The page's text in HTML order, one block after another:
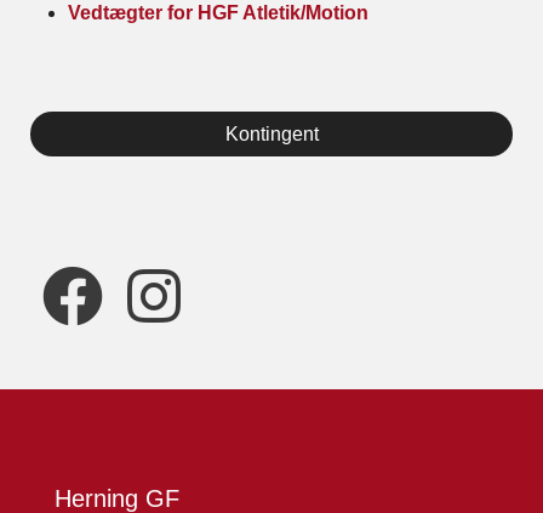
Vedtægter for HGF Atletik/Motion
Kontingent
Herning GF